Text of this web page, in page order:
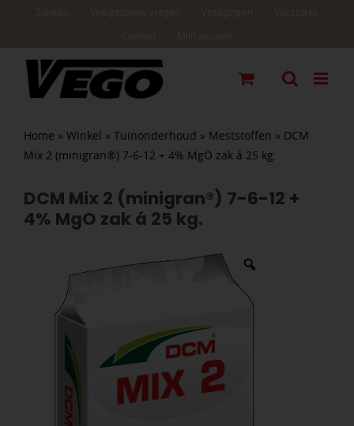
Home » Winkel » Tuinonderhoud » Meststoffen » DCM
Mix 2 (minigran®) 7-6-12 + 4% MgO zak á 25 kg.
DCM Mix 2 (minigran®) 7-6-12 +
4% MgO zak á 25 kg.